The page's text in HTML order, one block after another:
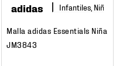
adidas Infantiles, Niña
Malla adidas Essentials Niña
JM3843